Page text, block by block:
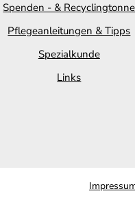
Spenden - & Recyclingtonne
Pflegeanleitungen & Tipps
Spezialkunde
Links